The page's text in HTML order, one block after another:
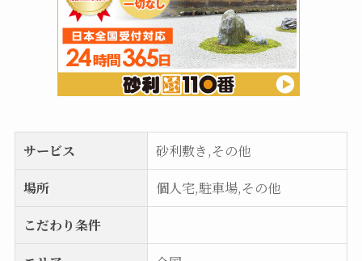
サービス
砂利敷き,その他
場所
個人宅,駐車場,その他
こだわり条件